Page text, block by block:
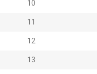
10
11
12
13